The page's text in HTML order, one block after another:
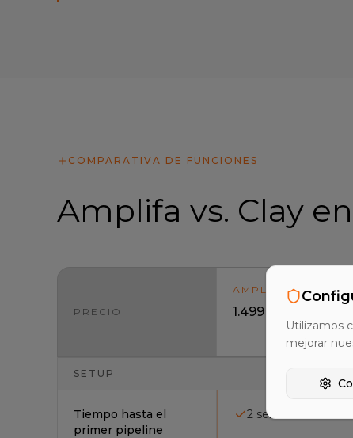
COMPARATIVA DE FUNCIONES
Amplifa vs. Clay
PRECIO
AMPLIFA
1.499 €/mes:
SETUP
Tiempo hasta el
primer pipeline
2 semanas
Utilizamos
mejorar